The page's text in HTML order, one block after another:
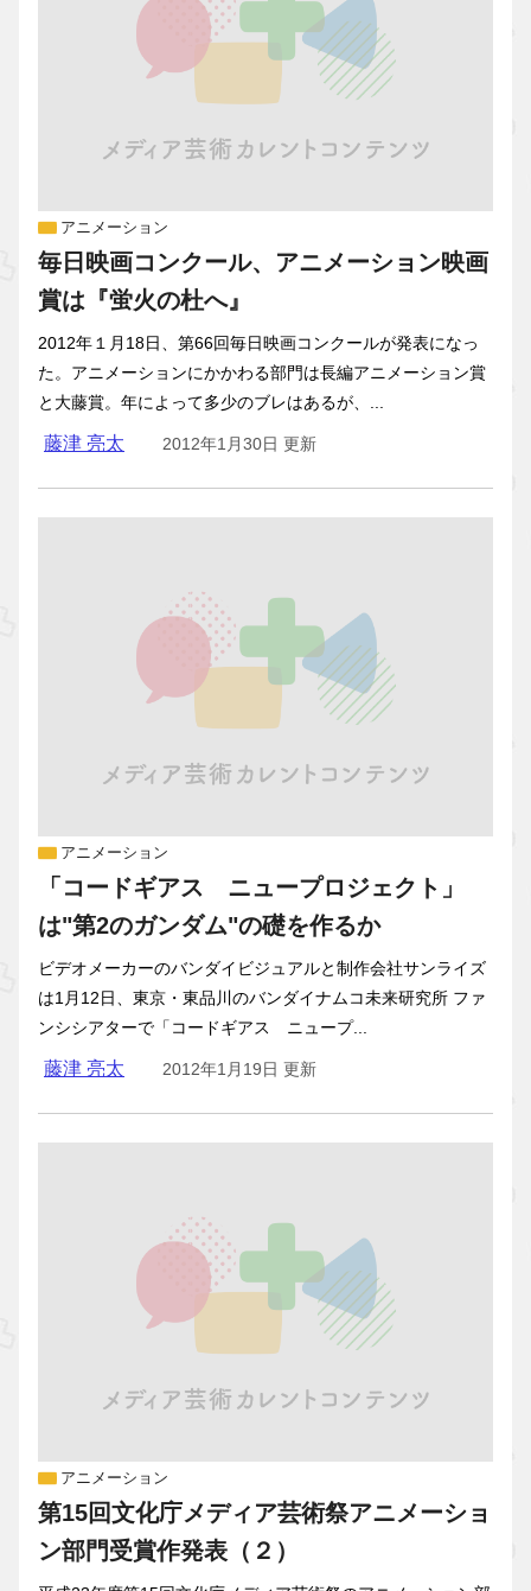
アニメーション
毎日映画コンクール、アニメーション映画
賞は『蛍火の杜へ』
2012年１月18日、第66回毎日映画コンクールが発表になっ
た。アニメーションにかかわる部門は長編アニメーション賞
と大藤賞。年によって多少のブレはあるが、...
藤津 亮太 2012年1月30日 更新
アニメーション
「コードギアス ニュープロジェクト」
は"第2のガンダム"の礎を作るか
ビデオメーカーのバンダイビジュアルと制作会社サンライズ
は1月12日、東京・東品川のバンダイナムコ未来研究所 ファ
ンシシアターで「コードギアス ニュープ...
藤津 亮太 2012年1月19日 更新
アニメーション
第15回文化庁メディア芸術祭アニメーショ
ン部門受賞作発表（２）